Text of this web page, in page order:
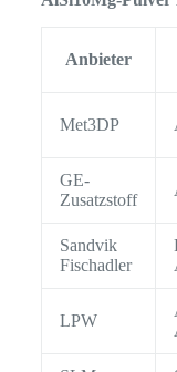
Anbieter
Met3DP
GE-
Zusatzstoff
Sandvik
Fischadler
LPW